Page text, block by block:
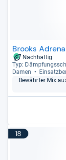
Brooks
Nachhaltig
Typ:
Damen
Bewähr­ter Mix
18